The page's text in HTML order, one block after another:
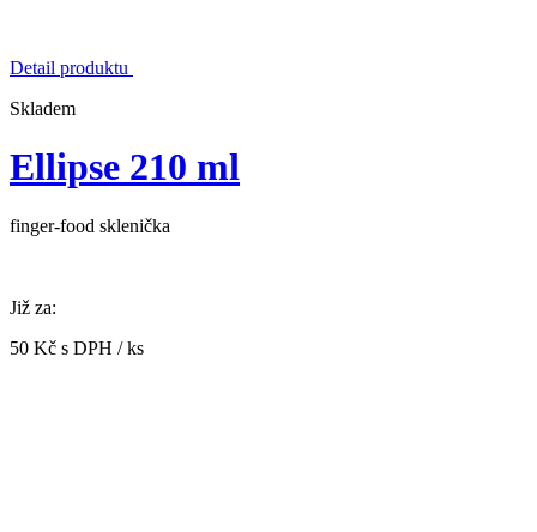
Detail produktu
Skladem
Ellipse 210 ml
finger-food sklenička
Již za:
50 Kč s DPH / ks